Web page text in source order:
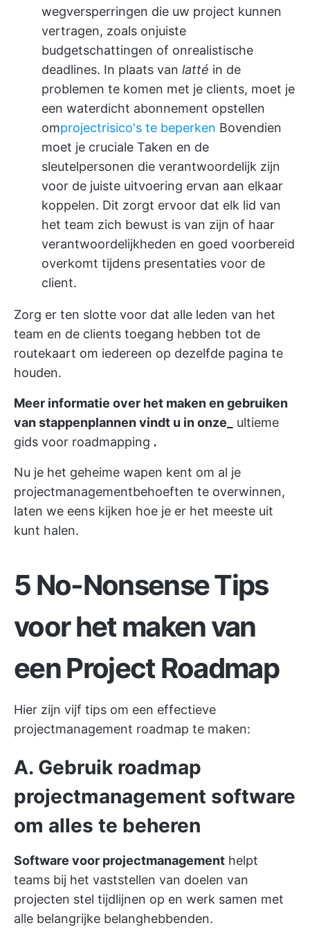
wegversperringen die uw project kunnen
vertragen, zoals onjuiste
budgetschattingen of onrealistische
deadlines. In plaats van latté in de
problemen te komen met je clients, moet je
een waterdicht abonnement opstellen
omprojectrisico's te beperken Bovendien
moet je cruciale Taken en de
sleutelpersonen die verantwoordelijk zijn
voor de juiste uitvoering ervan aan elkaar
koppelen. Dit zorgt ervoor dat elk lid van
het team zich bewust is van zijn of haar
verantwoordelijkheden en goed voorbereid
overkomt tijdens presentaties voor de
client.
Zorg er ten slotte voor dat alle leden van het
team en de clients toegang hebben tot de
routekaart om iedereen op dezelfde pagina te
houden.
Meer informatie over het maken en gebruiken
van stappenplannen vindt u in onze_
ultieme
gids voor roadmapping .
Nu je het geheime wapen kent om al je
projectmanagementbehoeften te overwinnen,
laten we eens kijken hoe je er het meeste uit
kunt halen.
5 No-Nonsense Tips
voor het maken van
een Project Roadmap
Hier zijn vijf tips om een effectieve
projectmanagement roadmap te maken:
A. Gebruik roadmap
projectmanagement software
om alles te beheren
Software voor projectmanagement helpt
teams bij het vaststellen van doelen van
projecten stel tijdlijnen op en werk samen met
alle belangrijke belanghebbenden.